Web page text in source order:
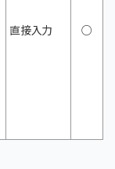
直接入力 ○